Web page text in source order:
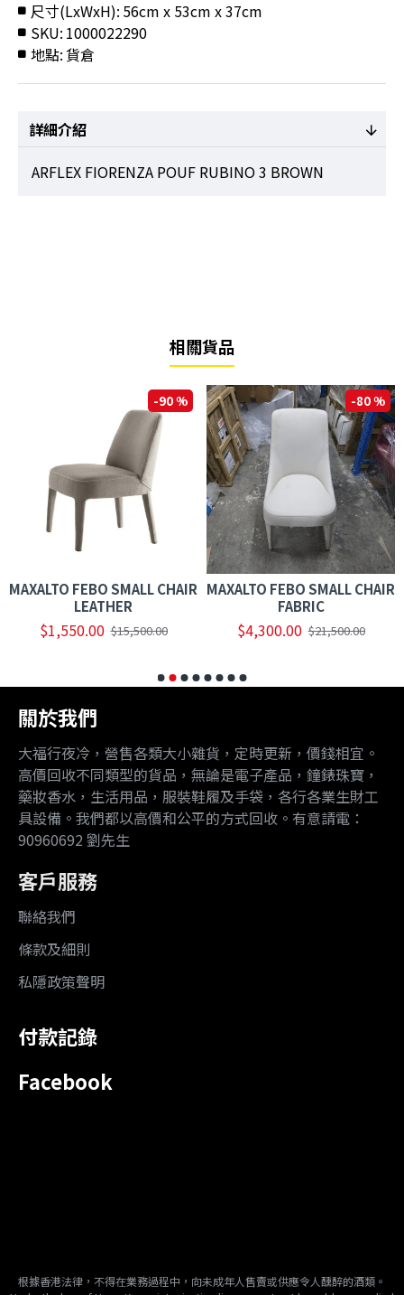
尺寸(LxWxH): 56cm x 53cm x 37cm
SKU: 1000022290
地點:貨倉
詳細介紹
ARFLEX FIORENZA POUF RUBINO 3 BROWN
相關貨品
-90 %
MAXALTO FEBO SMALL CHAIR
LEATHER
$1,550.00 $15,500.00
-80 %
MAXALTO FEBO SMALL CHAIR
FABRIC
$4,300.00 $21,500.00
關於我們
大福行夜冷，營售各類大小雜貨，定時更新，價錢相宜。
高價回收不同類型的貨品，無論是電子產品，鐘錶珠寶，
藥妝香水，生活用品，服裝鞋履及手袋，各行各業生財工
具設備。我們都以高價和公平的方式回收。有意請電：
90960692 劉先生
客戶服務
聯絡我們
條款及細則
私隱政策聲明
付款記錄
Facebook
根據香港法律，不得在業務過程中，向未成年人售賣或供應令人醺醉的酒類。